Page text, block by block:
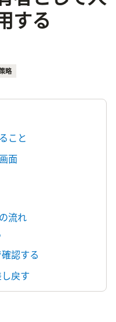
する
略
こと
面
流れ
認する
戻す